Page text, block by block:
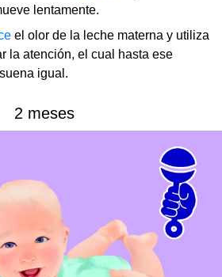
lentamente.
el olor de la leche materna y utiliza
la atención, el cual hasta ese
igual.
2 meses